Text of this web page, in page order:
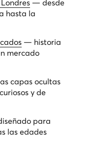
— desde
hasta la
— historia
mercado
capas ocultas
y de
para
las edades